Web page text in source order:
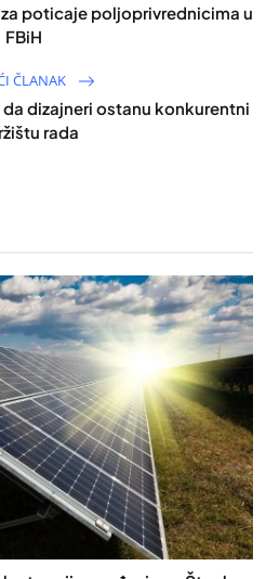
poticaje poljoprivrednicima u
FBiH
ČLANAK
dizajneri ostanu konkurentni
rada